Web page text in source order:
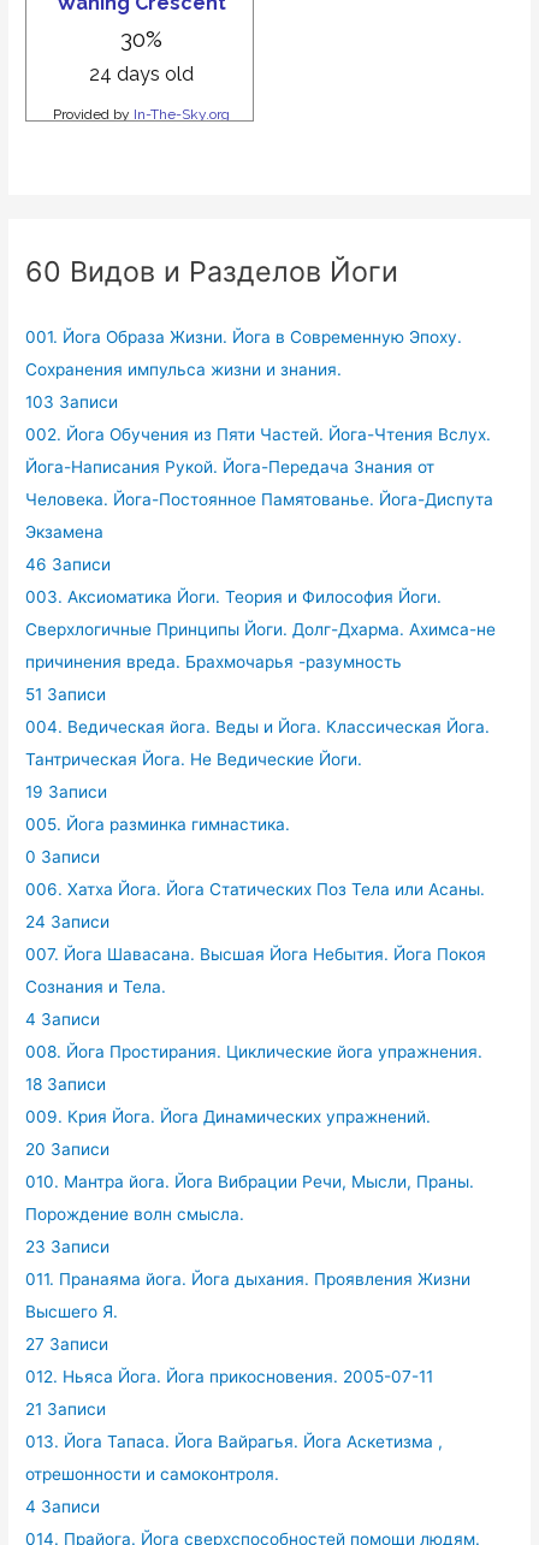
60 Видов и Разделов Йоги
001. Йога Образа Жизни. Йога в Современную Эпоху.
Сохранения импульса жизни и знания.
103 Записи
002. Йога Обучения из Пяти Частей. Йога-Чтения Вслух.
Йога-Написания Рукой. Йога-Передача Знания от
Человека. Йога-Постоянное Памятованье. Йога-Диспута
Экзамена
46 Записи
003. Аксиоматика Йоги. Теория и Философия Йоги.
Сверхлогичные Принципы Йоги. Долг-Дхарма. Ахимса-не
причинения вреда. Брахмочарья -разумность
51 Записи
004. Ведическая йога. Веды и Йога. Классическая Йога.
Тантрическая Йога. Не Ведические Йоги.
19 Записи
005. Йога разминка гимнастика.
0 Записи
006. Хатха Йога. Йога Статических Поз Тела или Асаны.
24 Записи
007. Йога Шавасана. Высшая Йога Небытия. Йога Покоя
Сознания и Тела.
4 Записи
008. Йога Простирания. Циклические йога упражнения.
18 Записи
009. Крия Йога. Йога Динамических упражнений.
20 Записи
010. Мантра йога. Йога Вибрации Речи, Мысли, Праны.
Порождение волн смысла.
23 Записи
011. Пранаяма йога. Йога дыхания. Проявления Жизни
Высшего Я.
27 Записи
012. Ньяса Йога. Йога прикосновения. 2005-07-11
21 Записи
013. Йога Тапаса. Йога Вайрагья. Йога Аскетизма ,
отрешонности и самоконтроля.
4 Записи
014. Прайога. Йога сверхспособностей помощи людям.